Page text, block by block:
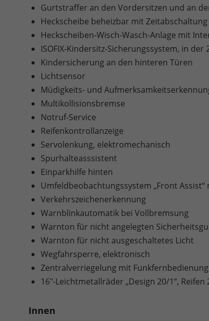
Gurtstraffer an den Vordersitzen und an
Heckscheibe beheizbar mit Zeitabschaltung
Heckscheiben-Wisch-Wasch-Anlage mit
ISOFIX-Kindersitz-Sicherungssystem, in
Kindersicherung an den hinteren Türen
Lichtsensor
Müdigkeits- und
Multikollisionsbremse
Notruf-Service
Reifenkontrollanzeige
Servolenkung, elektromechanisch
Spurhalteasssistent
Einparkhilfe hinten
Umfeldbeobachtungssystem „Front
Verkehrszeichenerkennung
Warnblinkautomatik bei Vollbremsung
Warnton für nicht angelegten
Warnton für nicht ausgeschaltetes Licht
Wegfahrsperre, elektronisch
Zentralverriegelung mit
16"-Leichtmetallräder „Design 20/1“, Reifen
Innen